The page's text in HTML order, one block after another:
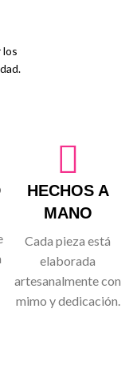
los
HECHOS A
MANO
Cada pieza está
elaborada
artesanalmente con
mimo y dedicación.